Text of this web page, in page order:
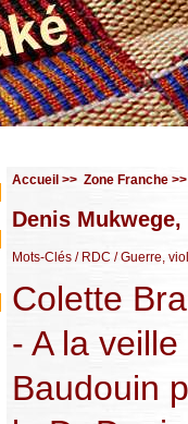
Accueil >> Zone Franche
Denis
Mots-Clés / RDC / Guerre,
Colette
- A la
Baudouin